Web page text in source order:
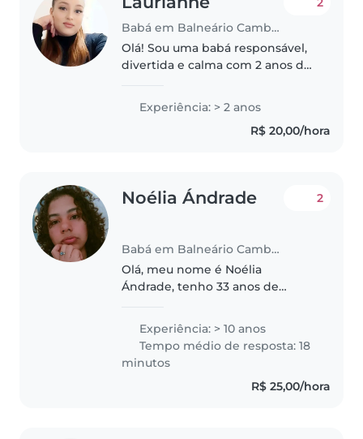
Babá em Balneário Camboriú
Olá! Sou uma babá responsável,
divertida e calma com 2 anos de
crianças de todas as idades,
desde bebês até pré-escolares.
Adoro passar tempo com as
Experiência: > 2 anos
R$ 20,00/hora
Noélia Ándrade
Babá em Balneário Camboriú
2
Olá, meu nome é Noélia
Ándrade, tenho 33 anos de
Pedagogia e babá profissional da
agência em Balneário. Quero
uma oportunidade para atuar
como babá desenvolver..
Experiência: > 10 anos
Tempo médio de resposta: 18
minutos
R$ 25,00/hora